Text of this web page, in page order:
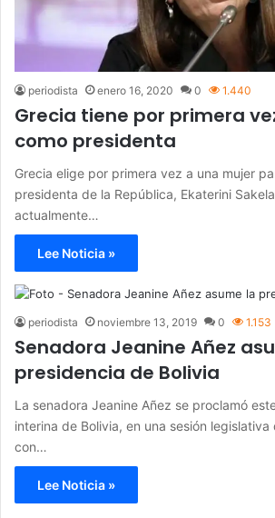
periodista enero 16, 2020 0 1.440
Grecia tiene por primera
como presidenta
Grecia elige por primera vez a una mujer
presidenta de la República, Ekaterini
actualmente…
Lee Noticia »
periodista noviembre 13, 2019 0 1.153
Senadora Jeanine Añez
presidencia de Bolivia
La senadora Jeanine Añez se proclamó
interina de Bolivia, en una sesión
con…
Lee Noticia »